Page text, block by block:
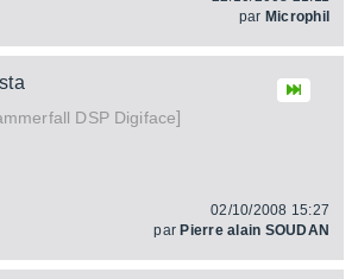
par Microphil
DSP Digiface]
02/10/2008 15:27
par Pierre alain SOUDAN